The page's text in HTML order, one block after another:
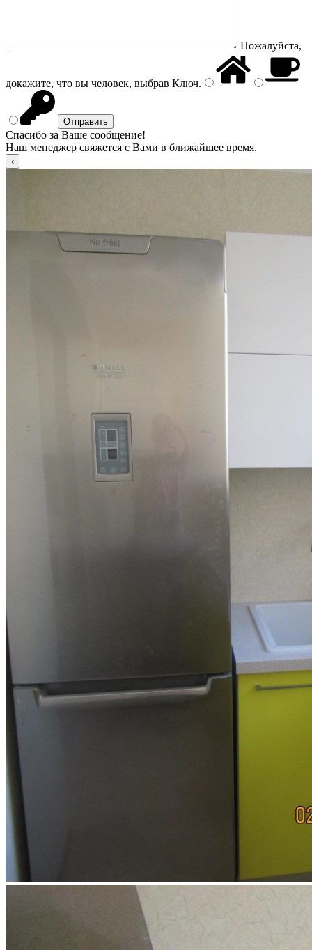
Пожалуйста,
докажите, что вы человек, выбрав Ключ.
Спасибо за Ваше сообщение!
Наш менеджер свяжется с Вами в ближайшее время.